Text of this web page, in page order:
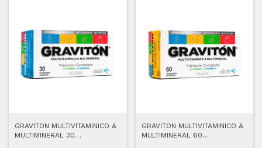
GRAVITON MULTIVITAMINICO &
MULTIMINERAL 30
GRAVITON MULTIVITAMINICO &
MULTIMINERAL 60